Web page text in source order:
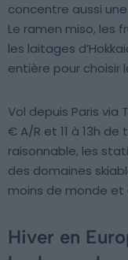
concentre aussi
Le ramen miso, les
les laitages
entière pour choisir
Vol depuis Paris via
€ A/R et 11 à 13h
raisonnable, les
des domaines
moins de monde et
Hiver en